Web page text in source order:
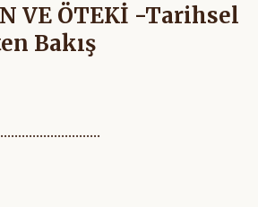
VE ÖTEKİ -Tarihsel
Bakış